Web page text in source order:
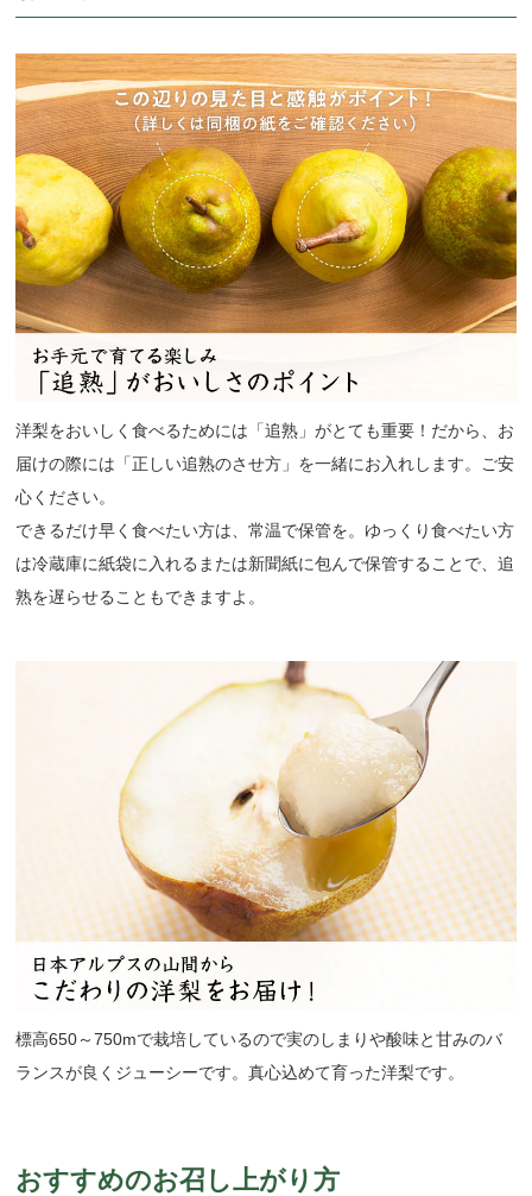
洋梨をおいしく食べるためには「追熟」がとても重要！だから、お
届けの際には「正しい追熟のさせ方」を一緒にお入れします。ご安
心ください。
できるだけ早く食べたい方は、常温で保管を。ゆっくり食べたい方
は冷蔵庫に紙袋に入れるまたは新聞紙に包んで保管することで、追
熟を遅らせることもできますよ。
標高650～750mで栽培しているので実のしまりや酸味と甘みのバ
ランスが良くジューシーです。真心込めて育った洋梨です。
おすすめのお召し上がり方